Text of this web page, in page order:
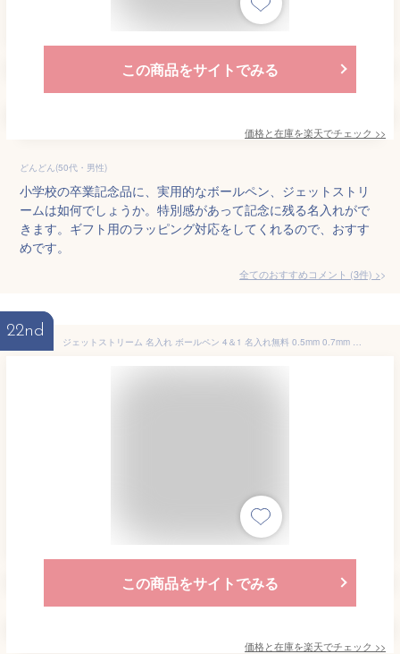
この商品をサイトでみる
価格と在庫を楽天でチェック >>
どんどん(50代・男性)
小学校の卒業記念品に、実用的なボールペン、ジェットストリ
ームは如何でしょうか。特別感があって記念に残る名入れがで
きます。ギフト用のラッピング対応をしてくれるので、おすす
めです。
全てのおすすめコメント (3件) >
22nd
ジェットストリーム 名入れ ボールペン 4＆1 名入れ無料 0.5mm 0.7mm 0.38mm 多機能ボールペン 名入れ ペン マーク プレゼント 卒業 記念品 卒団 誕生日 名前入り 記念品 卒業式 敬老 敬老の日
この商品をサイトでみる
価格と在庫を楽天でチェック >>